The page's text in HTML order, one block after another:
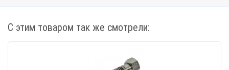
С этим товаром так же смотрели: